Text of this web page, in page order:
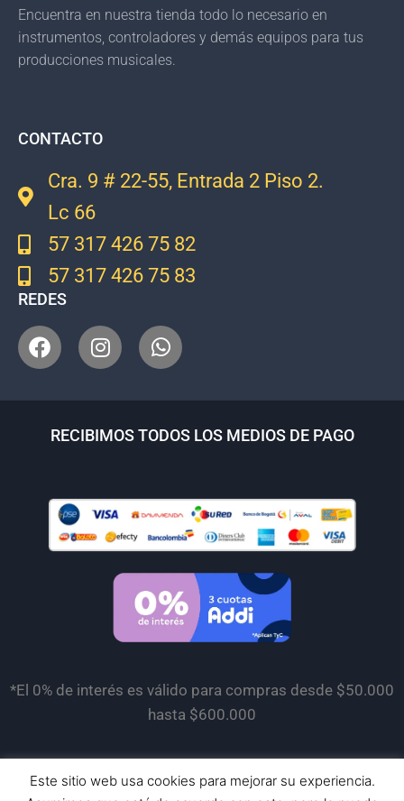
Encuentra en nuestra tienda todo lo necesario en
instrumentos, controladores y demás equipos para tus
producciones musicales.
CONTACTO
Cra. 9 # 22-55, Entrada 2 Piso 2.
Lc 66
57 317 426 75 82
57 317 426 75 83
REDES
RECIBIMOS TODOS LOS MEDIOS DE PAGO
*El 0% de interés es válido para compras desde $50.000
hasta $600.000
Este sitio web usa cookies para mejorar su experiencia.